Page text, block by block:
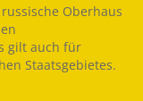
Oberhaus
gilt auch für
Staatsgebietes.